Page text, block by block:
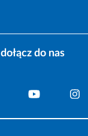
dołącz do nas